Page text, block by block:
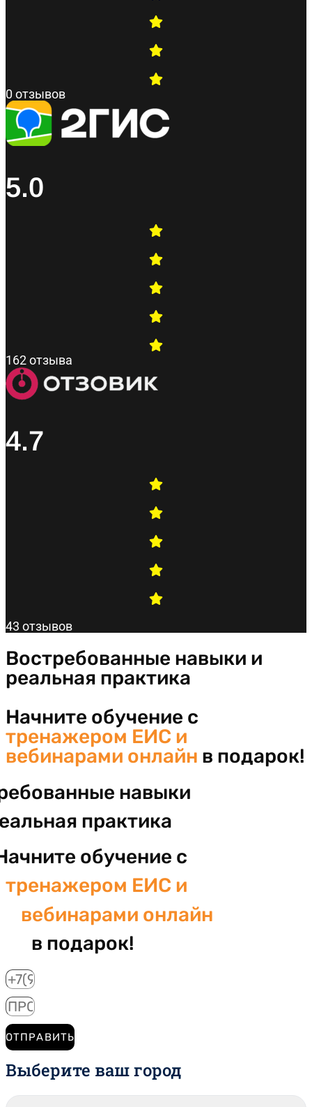
0 отзывов
5.0
162 отзыва
4.7
43 отзывов
Востребованные навыки и
реальная практика
Начните обучение с
тренажером ЕИС и
вебинарами онлайн в подарок!
навыки
практика
обучение с
тренажером ЕИС и
вебинарами онлайн
в подарок!
ОТПРАВИТЬ
Выберите ваш город